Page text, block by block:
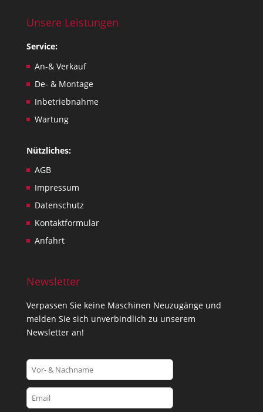
Unsere Leistungen
Service:
An-& Verkauf
De- & Montage
Inbetriebnahme
Wartung
Nützliches:
AGB
Impressum
Datenschutz
Kontaktformular
Anfahrt
Newsletter
Verpassen Sie keine Maschinen Neuzugänge und
melden Sie sich unverbindlich zu unserem
Newsletter an!